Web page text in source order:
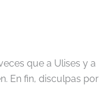
que a Ulises y a
En fin, disculpas por